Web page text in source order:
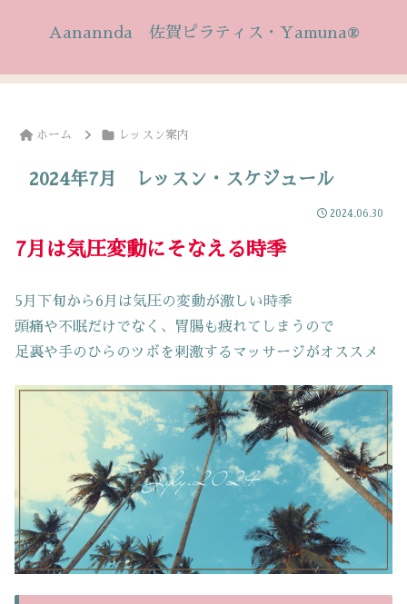
Aanannda 佐賀ピラティス・Yamuna®
ホーム レッスン案内
2024年7月 レッスン・スケジュール
2024.06.30
7月は気圧変動にそなえる時季
5月下旬から6月は気圧の変動が激しい時季
頭痛や不眠だけでなく、胃腸も疲れてしまうので
足裏や手のひらのツボを刺激するマッサージがオススメ